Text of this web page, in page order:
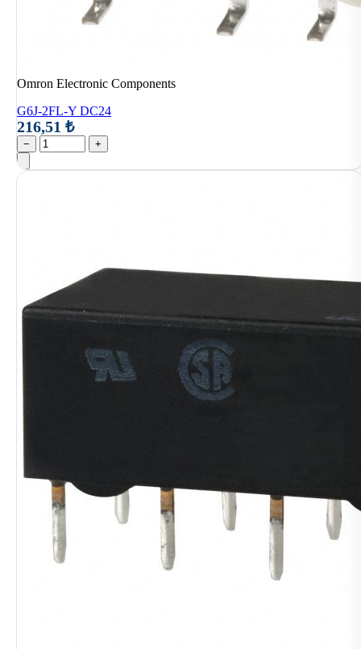
Omron Electronic Components
G6J-2FL-Y DC24
216,51 ₺
− +